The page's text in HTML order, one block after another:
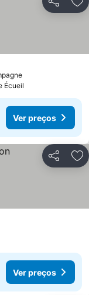
Partilhar
Ver preços
Écueil
Ver preços
Partilhar
Ver preços